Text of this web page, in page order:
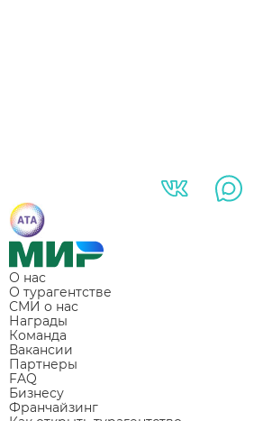
О нас
О турагентстве
СМИ о нас
Награды
Команда
Вакансии
Партнеры
FAQ
Бизнесу
Франчайзинг